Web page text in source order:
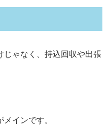
じゃなく、持込回収や出張
インです。